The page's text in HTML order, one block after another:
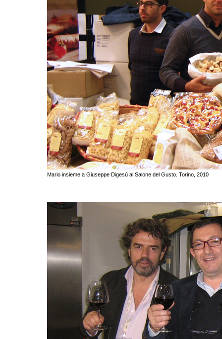
Mario insieme a Giuseppe Digesù al Salone del Gusto. Torino, 2010